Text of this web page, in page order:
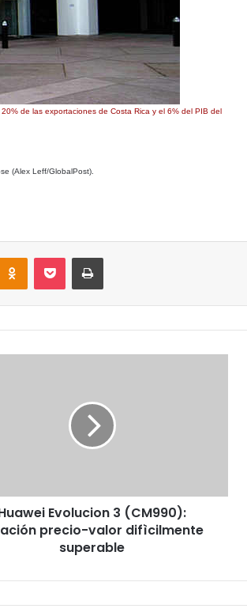
de las exportaciones de Costa Rica y el 6% del PIB del
(Alex Leff/GlobalPost).
Odnoklassniki
Pocket Imprimir
Evolucion 3 (CM990):
precio-valor difìcilmente
superable